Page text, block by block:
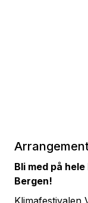
Bli med på
Bergen!
Klimafestivalen